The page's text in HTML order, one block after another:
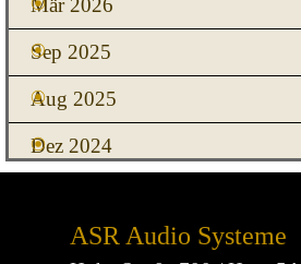
Mär 2026
Sep 2025
Aug 2025
Dez 2024
ASR Audio Systeme